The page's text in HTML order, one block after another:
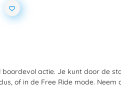
boordevol actie. Je kunt door de
of in de Free Ride mode.